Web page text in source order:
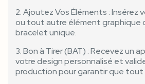
2. Ajoutez Vos Éléments : Insérez
ou tout autre élément graphique
bracelet unique.
3. Bon à Tirer (BAT) : Recevez un
votre design personnalisé et
production pour garantir que